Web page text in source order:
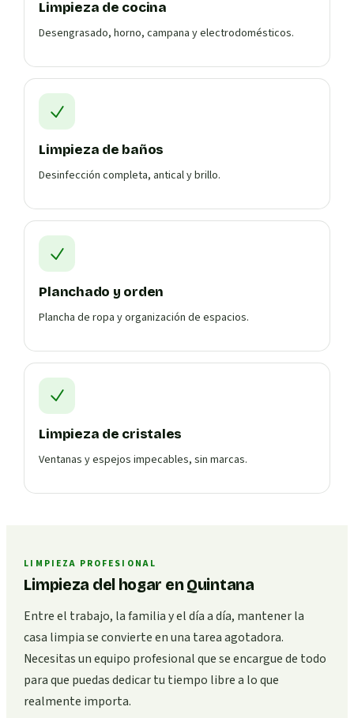
Limpieza de cocina
Desengrasado, horno, campana y electrodomésticos.
Limpieza de baños
Desinfección completa, antical y brillo.
Planchado y orden
Plancha de ropa y organización de espacios.
Limpieza de cristales
Ventanas y espejos impecables, sin marcas.
LIMPIEZA PROFESIONAL
Limpieza del hogar en Quintana
Entre el trabajo, la familia y el día a día, mantener la
casa limpia se convierte en una tarea agotadora.
Necesitas un equipo profesional que se encargue de todo
para que puedas dedicar tu tiempo libre a lo que
realmente importa.